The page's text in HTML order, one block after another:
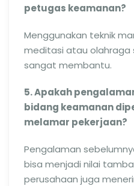
petugas keamanan?
Menggunakan teknik
meditasi atau
sangat membantu.
5. Apakah
bidang keamanan
melamar pekerjaan?
Pengalaman
bisa menjadi nilai
perusahaan juga